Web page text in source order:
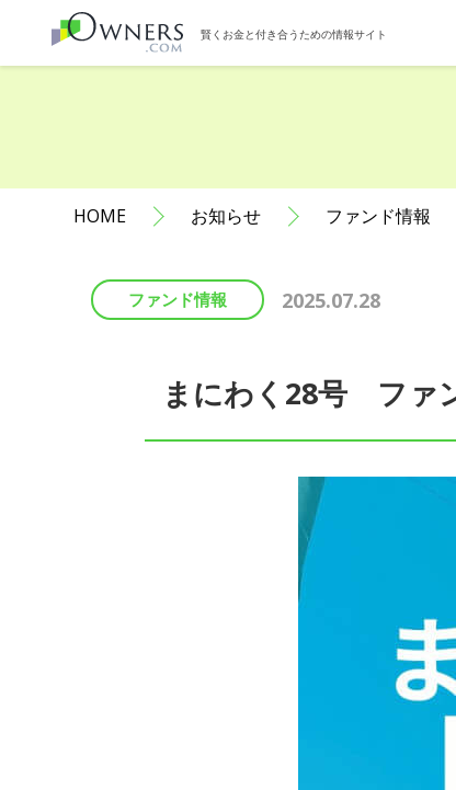
賢くお金と付き合うための情報サイト
HOME お知らせ ファンド情報
ファンド情報 2025.07.28
まにわく28号 ファ